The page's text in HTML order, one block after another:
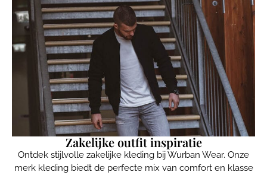
Zakelijke outfit inspiratie
Ontdek stijlvolle zakelijke kleding bij Wurban Wear. Onze
merk kleding biedt de perfecte mix van comfort en klasse